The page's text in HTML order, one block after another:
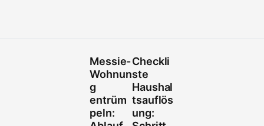
Messie-
Wohnun
g
entrüm
peln:
Checkli
ste
Haushal
tsauflös
ung: